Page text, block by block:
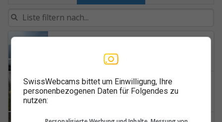
Bregaglia
Lake-Sils-Piz-Corvatsch
SwissWebcams bittet um Einwilligung, Ihre
personenbezogenen Daten für Folgendes zu
nutzen: